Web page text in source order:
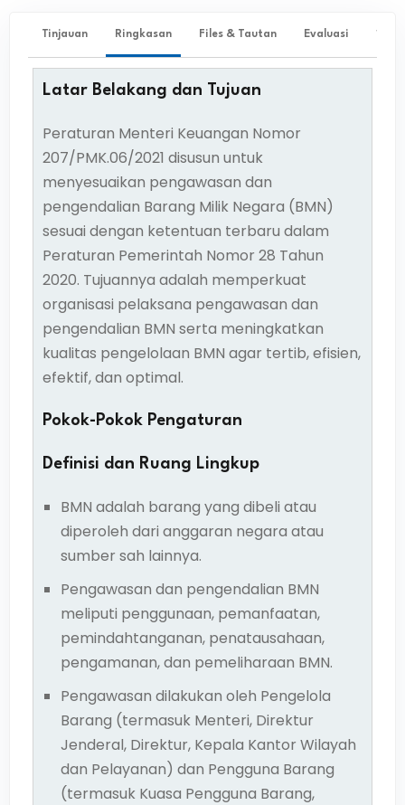
Tinjauan Ringkasan Files & Tautan Evaluasi ✨
Latar Belakang dan Tujuan
Peraturan Menteri Keuangan Nomor
207/PMK.06/2021 disusun untuk
menyesuaikan pengawasan dan
pengendalian Barang Milik Negara (BMN)
sesuai dengan ketentuan terbaru dalam
Peraturan Pemerintah Nomor 28 Tahun
2020. Tujuannya adalah memperkuat
organisasi pelaksana pengawasan dan
pengendalian BMN serta meningkatkan
kualitas pengelolaan BMN agar tertib, efisien,
efektif, dan optimal.
Pokok-Pokok Pengaturan
Definisi dan Ruang Lingkup
BMN adalah barang yang dibeli atau
diperoleh dari anggaran negara atau
sumber sah lainnya.
Pengawasan dan pengendalian BMN
meliputi penggunaan, pemanfaatan,
pemindahtanganan, penatausahaan,
pengamanan, dan pemeliharaan BMN.
Pengawasan dilakukan oleh Pengelola
Barang (termasuk Menteri, Direktur
Jenderal, Direktur, Kepala Kantor Wilayah
dan Pelayanan) dan Pengguna Barang
(termasuk Kuasa Pengguna Barang,